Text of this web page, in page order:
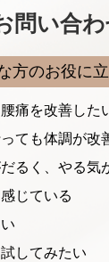
問い合
方のお役に
痛を改善した
ても体調が改
るく、やる気
じている
してみたい